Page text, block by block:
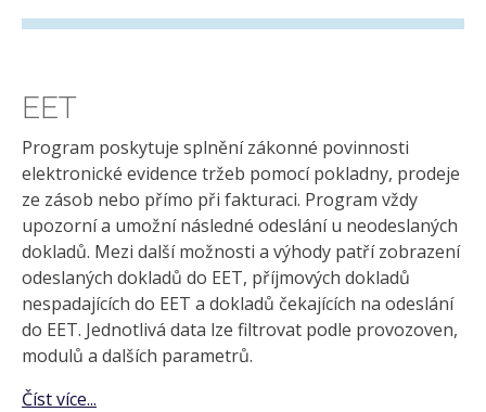
EET
Program poskytuje splnění zákonné povinnosti
elektronické evidence tržeb pomocí pokladny, prodeje
ze zásob nebo přímo při fakturaci. Program vždy
upozorní a umožní následné odeslání u neodeslaných
dokladů. Mezi další možnosti a výhody patří zobrazení
odeslaných dokladů do EET, příjmových dokladů
nespadajících do EET a dokladů čekajících na odeslání
do EET. Jednotlivá data lze filtrovat podle provozoven,
modulů a dalších parametrů.
Číst více...